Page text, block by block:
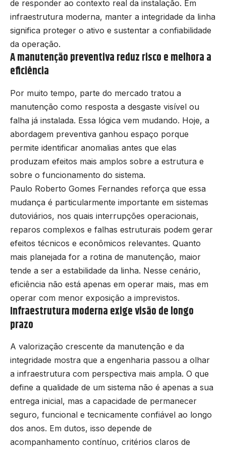
de responder ao contexto real da instalação. Em
infraestrutura moderna, manter a integridade da linha
significa proteger o ativo e sustentar a confiabilidade
da operação.
A manutenção preventiva reduz risco e melhora a
eficiência
Por muito tempo, parte do mercado tratou a
manutenção como resposta a desgaste visível ou
falha já instalada. Essa lógica vem mudando. Hoje, a
abordagem preventiva ganhou espaço porque
permite identificar anomalias antes que elas
produzam efeitos mais amplos sobre a estrutura e
sobre o funcionamento do sistema.
Paulo Roberto Gomes Fernandes reforça que essa
mudança é particularmente importante em sistemas
dutoviários, nos quais interrupções operacionais,
reparos complexos e falhas estruturais podem gerar
efeitos técnicos e econômicos relevantes. Quanto
mais planejada for a rotina de manutenção, maior
tende a ser a estabilidade da linha. Nesse cenário,
eficiência não está apenas em operar mais, mas em
operar com menor exposição a imprevistos.
Infraestrutura moderna exige visão de longo
prazo
A valorização crescente da manutenção e da
integridade mostra que a engenharia passou a olhar
a infraestrutura com perspectiva mais ampla. O que
define a qualidade de um sistema não é apenas a sua
entrega inicial, mas a capacidade de permanecer
seguro, funcional e tecnicamente confiável ao longo
dos anos. Em dutos, isso depende de
acompanhamento contínuo, critérios claros de